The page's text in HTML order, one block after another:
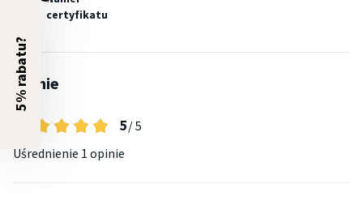
certyfikatu
Opinie
5/ 5
Uśrednienie 1 opinie
5% rabatu?